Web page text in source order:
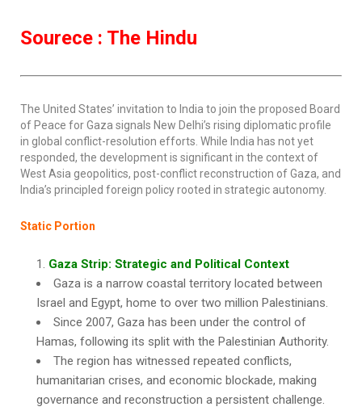
Sourece : The Hindu
The United States’ invitation to India to join the proposed Board
of Peace for Gaza signals New Delhi’s rising diplomatic profile
in global conflict-resolution efforts. While India has not yet
responded, the development is significant in the context of
West Asia geopolitics, post-conflict reconstruction of Gaza, and
India’s principled foreign policy rooted in strategic autonomy.
Static Portion
Gaza Strip: Strategic and Political Context
Gaza is a narrow coastal territory located between
Israel and Egypt, home to over two million Palestinians.
Since 2007, Gaza has been under the control of
Hamas, following its split with the Palestinian Authority.
The region has witnessed repeated conflicts,
humanitarian crises, and economic blockade, making
governance and reconstruction a persistent challenge.